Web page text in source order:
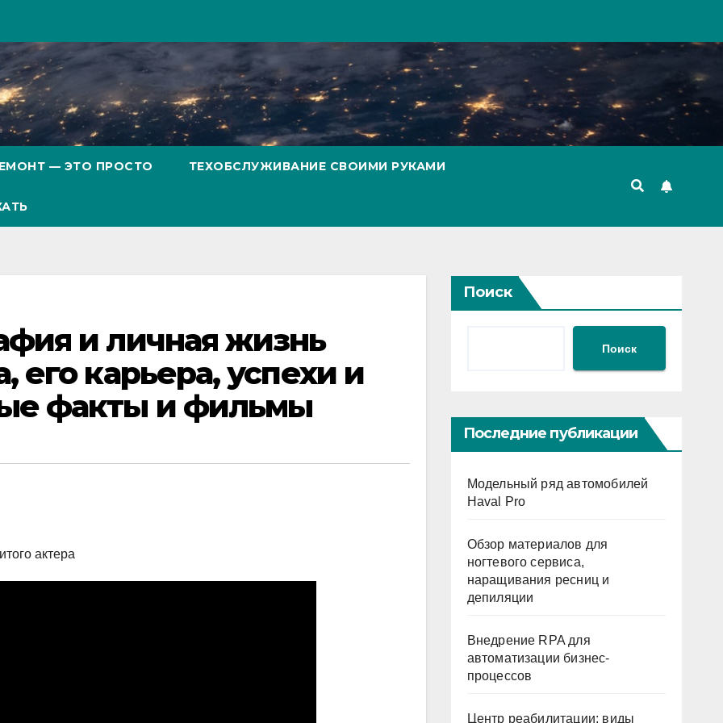
— ЭТО ПРОСТО ТЕХОБСЛУЖИВАНИЕ СВОИМИ РУКАМИ
и личная жизнь
его карьера, успехи и
факты и фильмы
Поиск
Поиск
Последние публикации
Модельный ряд автомобилей
Haval Pro
Обзор материалов для
ногтевого сервиса,
наращивания ресниц и
депиляции
Внедрение RPA для
автоматизации бизнес-
процессов
Центр реабилитации: виды